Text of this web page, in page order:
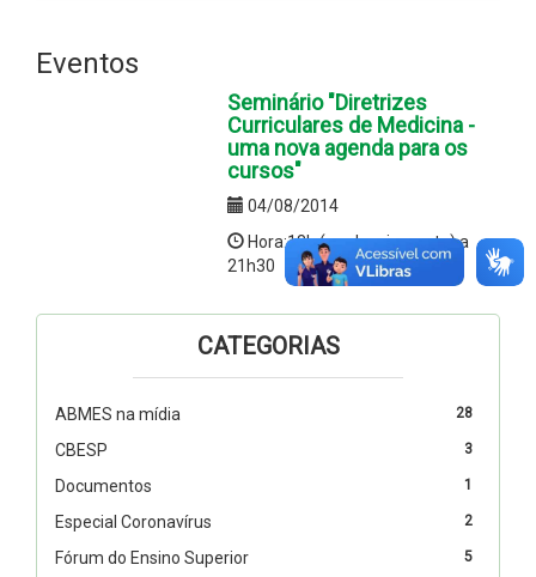
Eventos
Seminário "Diretrizes
Curriculares de Medicina -
uma nova agenda para os
cursos"
04/08/2014
Hora:18h (credenciamento) a
21h30
CATEGORIAS
28
ABMES na mídia
3
CBESP
1
Documentos
2
Especial Coronavírus
5
Fórum do Ensino Superior